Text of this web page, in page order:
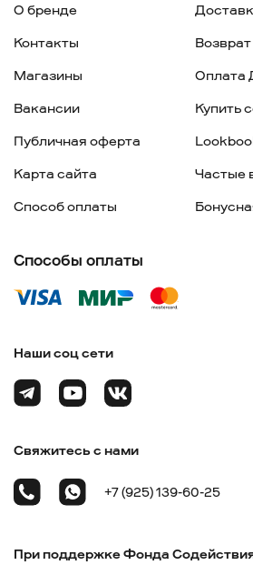
О бренде
Контакты
Магазины
Вакансии
Публичная оферта
Карта сайта
Способ оплаты
Возврат
Купить
Частые
Способы оплаты
Наши соц сети
Свяжитесь с нами
+7 (925) 139-60-25
При поддержке Фонда